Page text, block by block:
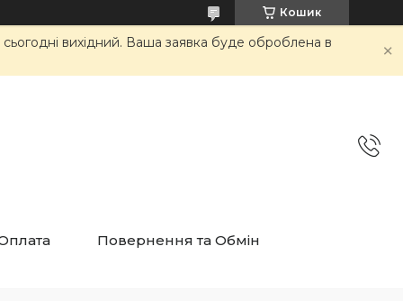
Кошик
вихідний. Ваша заявка буде оброблена в
Повернення та Обмін